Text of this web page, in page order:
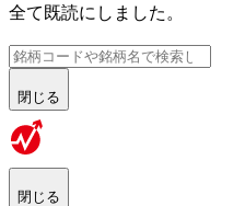
全て既読にしました。
閉じる
閉じる